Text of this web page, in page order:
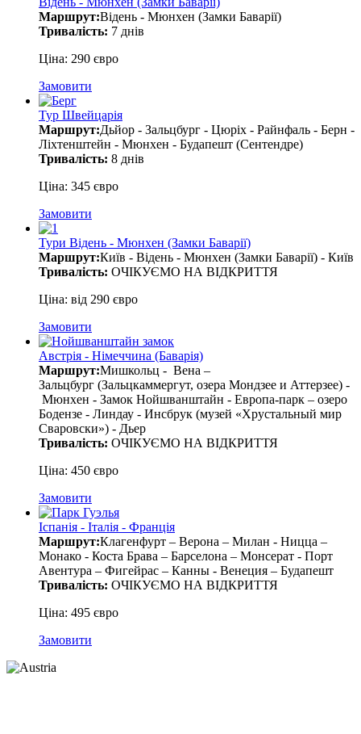
Маршрут:Відень - Мюнхен (Замки Баварії)
Тривалість: 7 днів
Ціна: 290 євро
Замовити
Тур Швейцарія
Маршрут:Дьйор - Зальцбург - Цюріх - Райнфаль - Берн -
Ліхтенштейн - Мюнхен - Будапешт (Сентендре)
Тривалість: 8 днів
Ціна: 345 євро
Замовити
Тури Відень - Мюнхен (Замки Баварії)
Маршрут:Київ - Відень - Мюнхен (Замки Баварії) - Київ
Тривалість: ОЧІКУЄМО НА ВІДКРИТТЯ
Ціна: від 290 євро
Замовити
Австрія - Німеччина (Баварія)
Маршрут:Мишкольц - Вена –
Зальцбург (Зальцкаммергут, озера Мондзее и Аттерзее) -
Мюнхен - Замок Нойшванштайн - Европа-парк – озеро
Бодензе - Линдау - Инсбрук (музей «Хрустальный мир
Сваровски») - Дьер
Тривалість: ОЧІКУЄМО НА ВІДКРИТТЯ
Ціна: 450 євро
Замовити
Іспанія - Італія - Франція
Маршрут:Клагенфурт – Верона – Милан - Ницца –
Монако - Коста Брава – Барселона – Монсерат - Порт
Авентура – Фигейрас – Канны - Венеция – Будапешт
Тривалість: ОЧІКУЄМО НА ВІДКРИТТЯ
Ціна: 495 євро
Замовити